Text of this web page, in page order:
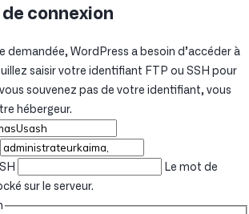
connexion
demandée, WordPress a besoin d’accéder à
saisir votre identifiant FTP ou SSH pour
souvenez pas de votre identifiant, vous
hébergeur.
Le mot de
sur le serveur.